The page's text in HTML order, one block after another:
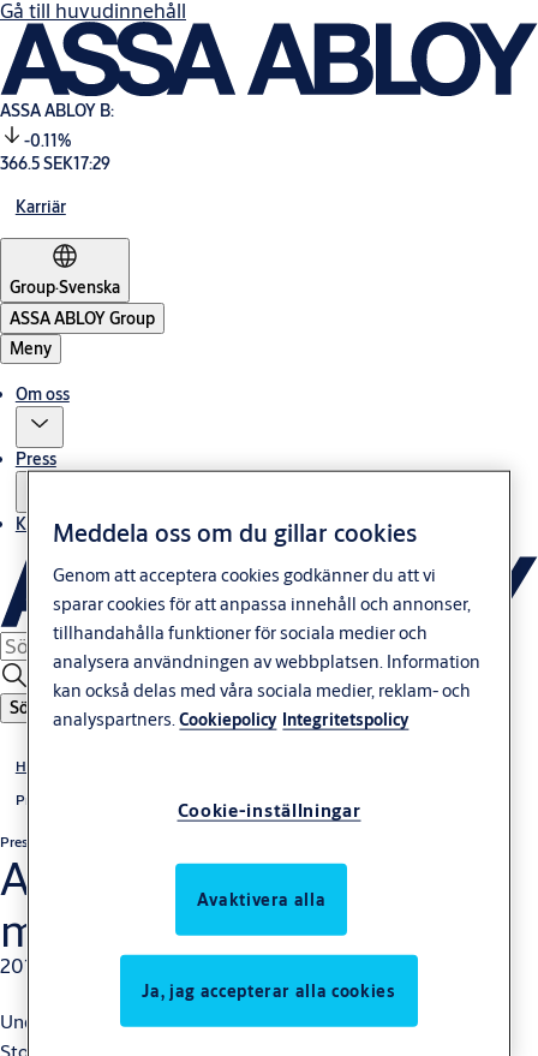
Gå till huvudinnehåll
ASSA ABLOY B:
-0.11%
366.5 SEK17:29
Karriär
Group·Svenska
ASSA ABLOY Group
Meny
Om oss
Press
Kontakt
Sök
Hem
Press
Pressrelease
ASSA ABLOY: Finansiella
mål och utsikter
2011-11-17
Under ASSA ABLOY:s kapitalmarknadsdag den 17 november i
Meddela oss om du gillar cookies
Genom att acceptera cookies godkänner du att vi
sparar cookies för att anpassa innehåll och annonser,
tillhandahålla funktioner för sociala medier och
analysera användningen av webbplatsen. Information
kan också delas med våra sociala medier, reklam- och
analyspartners.Cookiepolicy Integritetspolicy
Cookie-inställningar
Avaktivera alla
Ja, jag accepterar alla cookies